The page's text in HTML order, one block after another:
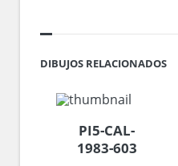
DIBUJOS RELACIONADOS
PI5-CAL-
1983-603